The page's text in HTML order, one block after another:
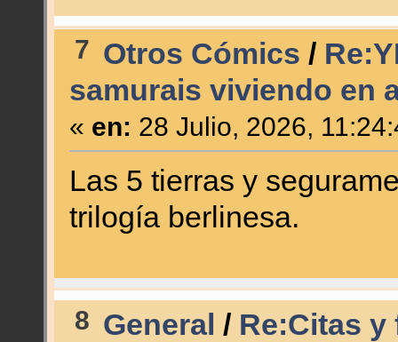
7 Otros Cómics /
samurais viviendo en
« en: 28 Julio, 2026,
Las 5 tierras y
trilogía berlinesa.
8 General / Re:Citas y